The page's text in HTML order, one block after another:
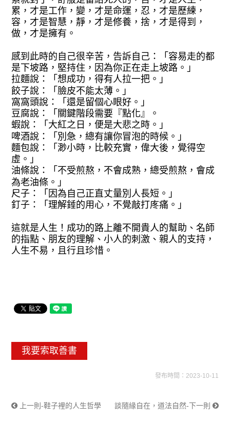
累，才是工作，變，才是命運，忍，才是歷練，
容，才是智慧，靜，才是修養，捨，才是得到，
做，才是擁有。
感到此時的自己很辛苦，告訴自己 ：「容易走的都
是下坡路，堅持住，因為你正在走上坡路。」
拉麵說：「想成功，得有人拉一把。」
餃子說：「臉皮不能太薄。」
窩窩頭說：「還是留個心眼好。」
豆腐說：「關鍵階段需要『點化』。
蝦說：「大紅之日，便是大悲之時。」
啤酒說：「別急，總有讓你冒泡的時候。」
麵包說：「渺小時，比較充實，偉大後，覺得空
虛。」
油條說：「不受煎熬，不會成熟，總受煎熬，會成
為老油條。」
尺子：
「因為自己正直丈量別人長短。」
釘子：
「理解錘的用心，不覺敲打庝痛。」
這就是人生！成功的路上離不開貴人的幫助、名師
的指點、朋友的理解、小人的刺激、親人的支持，
人生不易，且行且珍惜。
我要索取善書
發布時間：2023-10-11
上一則-鞋子裡的人生哲學 談隨緣自在，道法自然-下一則